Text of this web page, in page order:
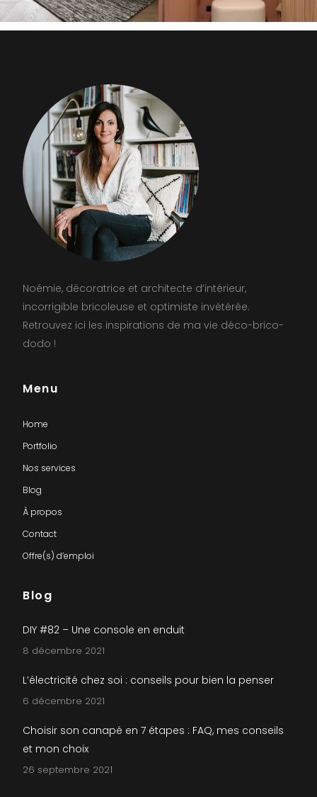
Noémie, décoratrice et architecte d’intérieur,
incorrigible bricoleuse et optimiste invétérée.
Retrouvez ici les inspirations de ma vie déco-brico-
dodo !
Menu
Home
Portfolio
Nos services
Blog
À propos
Contact
Offre(s) d’emploi
Blog
DIY #82 – Une console en enduit
8 décembre 2021
L’électricité chez soi : conseils pour bien la penser
6 décembre 2021
Choisir son canapé en 7 étapes : FAQ, mes conseils
et mon choix
26 septembre 2021